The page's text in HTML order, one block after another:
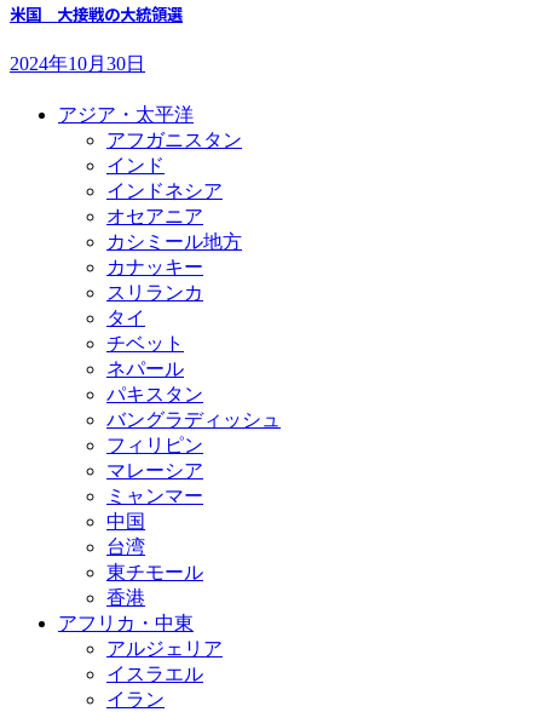
米国 大接戦の大統領選
2024年10月30日
アジア・太平洋
アフガニスタン
インド
インドネシア
オセアニア
カシミール地方
カナッキー
スリランカ
タイ
チベット
ネパール
パキスタン
バングラディッシュ
フィリピン
マレーシア
ミャンマー
中国
台湾
東チモール
香港
アフリカ・中東
アルジェリア
イスラエル
イラン